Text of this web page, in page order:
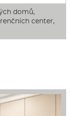
domů,
center,